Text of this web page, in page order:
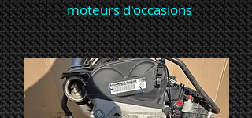
moteurs d'occasions